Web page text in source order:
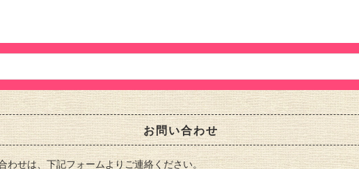
お問い合わせ
わせは、下記フォームよりご連絡ください。